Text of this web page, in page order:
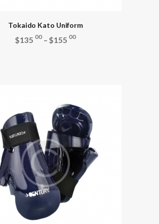
Tokaido Kato Uniform
$135 00–$155 00